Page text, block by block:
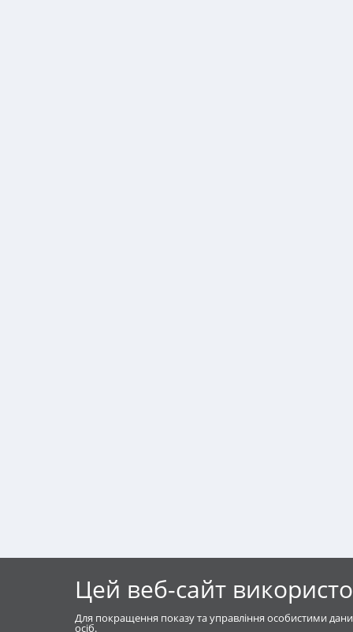
Цей веб-сайт
Для покращення показу та управління особистими
осіб.